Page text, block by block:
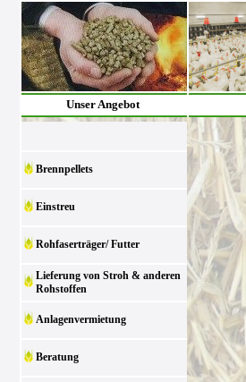
Unser Angebot
Brennpellets
Einstreu
Rohfaserträger/ Futter
Lieferung von Stroh & anderen
Rohstoffen
Anlagenvermietung
Beratung